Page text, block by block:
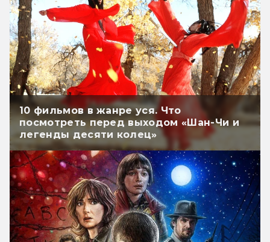
10 фильмов в жанре уся. Что
посмотреть перед выходом «Шан-Чи и
легенды десяти колец»